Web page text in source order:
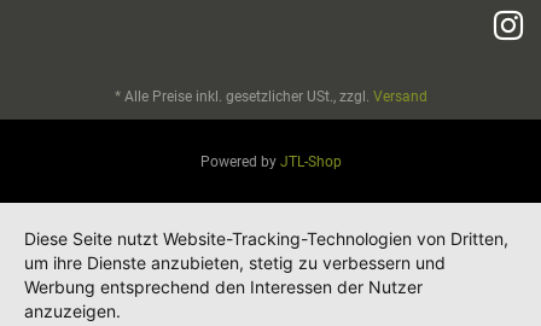
*Alle Preise inkl. gesetzlicher USt., zzgl. Versand
Powered by JTL-Shop
Diese Seite nutzt Website-Tracking-Technologien von Dritten,
um ihre Dienste anzubieten, stetig zu verbessern und
Werbung entsprechend den Interessen der Nutzer
anzuzeigen.